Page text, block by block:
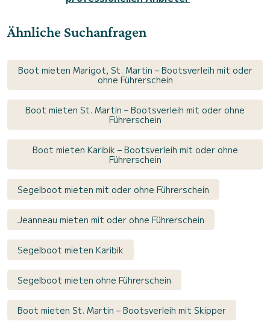
Ähnliche Suchanfragen
Boot mieten Marigot, St. Martin – Bootsverleih mit oder
ohne Führerschein
Boot mieten St. Martin – Bootsverleih mit oder ohne
Führerschein
Boot mieten Karibik – Bootsverleih mit oder ohne
Führerschein
Segelboot mieten mit oder ohne Führerschein
Jeanneau mieten mit oder ohne Führerschein
Segelboot mieten Karibik
Segelboot mieten ohne Führerschein
Boot mieten St. Martin – Bootsverleih mit Skipper